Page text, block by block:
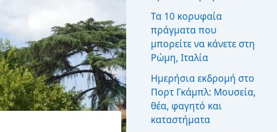
Τα 10 κορυφαία
πράγματα που
μπορείτε να κάνετε στη
Ρώμη, Ιταλία
Ημερήσια εκδρομή στο
Πορτ Γκάμπλ: Μουσεία,
θέα, φαγητό και
καταστήματα